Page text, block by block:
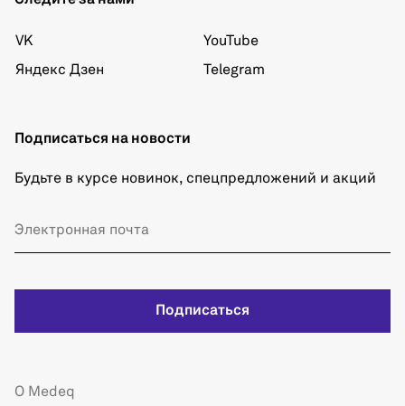
VK
Яндекс Дзен
YouTube
Telegram
Подписаться на новости
Будьте в курсе новинок, спецпредложений и акций
Подписаться
О Medeq